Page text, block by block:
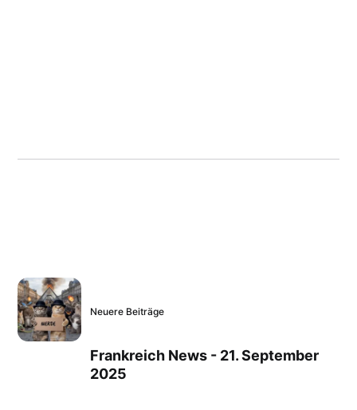
Neuere Beiträge
Frankreich News - 21. September
2025